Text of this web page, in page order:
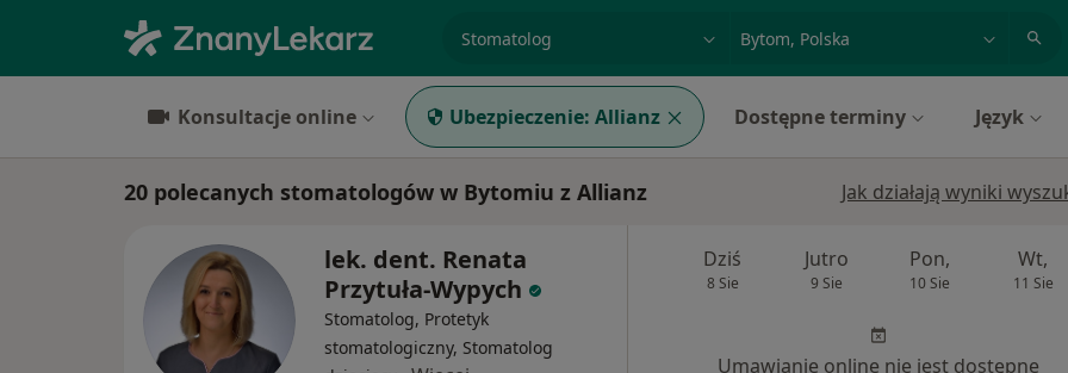
Konsultacje online Ubezpieczenie: Allianz Dostępne terminy Język
20 polecanych stomatologów w Bytomiu z Allianz Jak działają wyniki
lek. dent. Renata
Przytuła-Wypych
Stomatolog, Protetyk
stomatologiczny, Stomatolog
Dziś
8 Sie
Jutro
9 Sie
Pon,
10 Sie
Wt,
11 Sie
Umawianie online nie jest dostępne